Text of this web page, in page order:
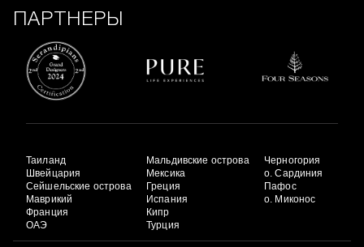
ПАРТНЕРЫ
Таиланд
Швейцария
Сейшельские острова
Маврикий
Франция
ОАЭ
Мальдивские острова
Мексика
Греция
Испания
Кипр
Турция
Черногория
о. Сардиния
Пафос
о. Миконос